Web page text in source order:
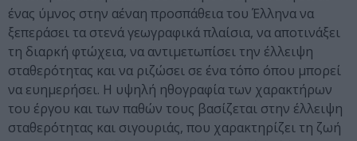
ένας ύμνος στην αέναη προσπάθεια του Έλληνα να
ξεπεράσει τα στενά γεωγραφικά πλαίσια, να αποτινάξει
τη διαρκή φτώχεια, να αντιμετωπίσει την έλλειψη
σταθερότητας και να ριζώσει σε ένα τόπο όπου μπορεί
να ευημερήσει. Η υψηλή ηθογραφία των χαρακτήρων
του έργου και των παθών τους βασίζεται στην έλλειψη
σταθερότητας και σιγουριάς, που χαρακτηρίζει τη ζωή